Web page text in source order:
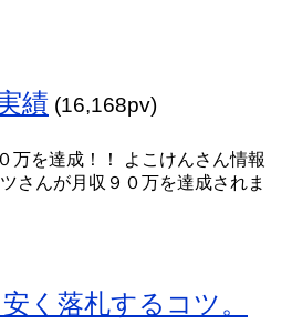
績 (16,168pv)
万を達成！！ よこけんさん情報
さんが月収９０万を達成されま
く落札するコツ。